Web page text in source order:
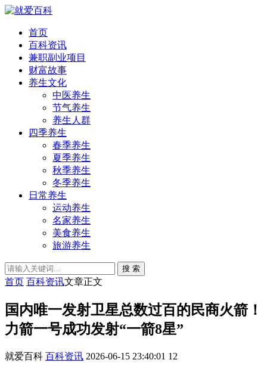
首页
百科资讯
兼职副业项目
财富故事
养生文化
中医养生
节气养生
养生人群
四季养生
春季养生
夏季养生
秋季养生
冬季养生
日常养生
运动养生
名家养生
美食养生
旅游养生
搜 索
首页 百科资讯文章正文
国内唯一发射卫星总数过百的民商火箭！
力箭一号成功发射“一箭8星”
就爱百科 百科资讯 2026-06-15 23:40:01 12